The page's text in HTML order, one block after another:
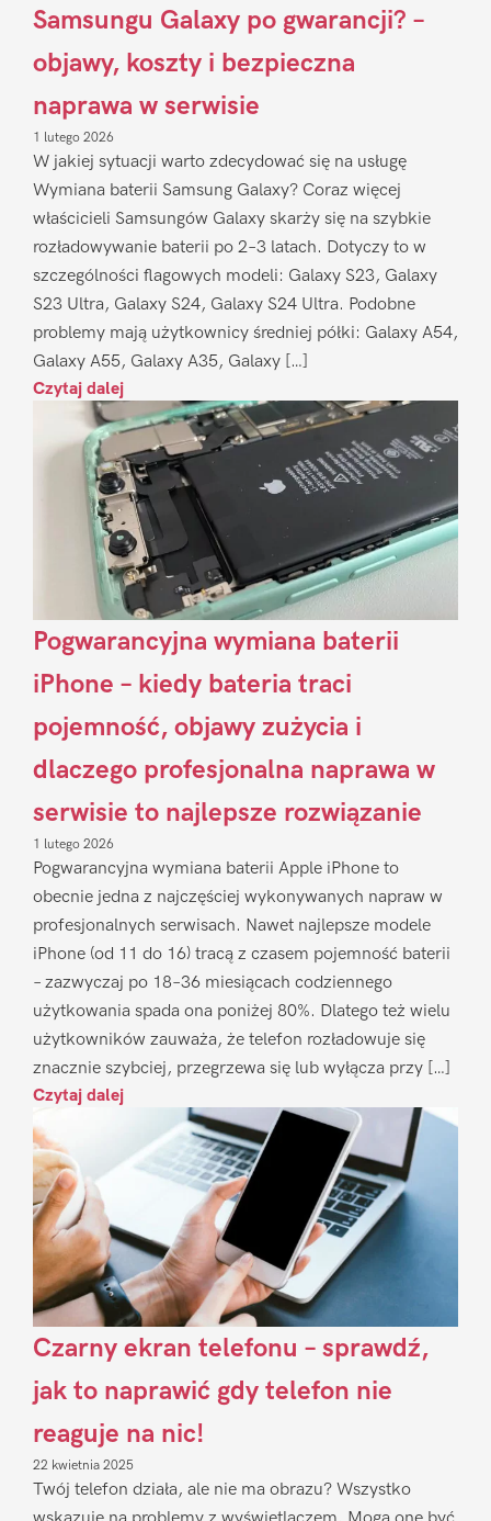
Samsungu Galaxy po gwarancji? –
objawy, koszty i bezpieczna
naprawa w serwisie
1 lutego 2026
W jakiej sytuacji warto zdecydować się na usługę
Wymiana baterii Samsung Galaxy? Coraz więcej
właścicieli Samsungów Galaxy skarży się na szybkie
rozładowywanie baterii po 2–3 latach. Dotyczy to w
szczególności flagowych modeli: Galaxy S23, Galaxy
S23 Ultra, Galaxy S24, Galaxy S24 Ultra. Podobne
problemy mają użytkownicy średniej półki: Galaxy A54,
Galaxy A55, Galaxy A35, Galaxy […]
Czytaj dalej
Pogwarancyjna wymiana baterii
iPhone – kiedy bateria traci
pojemność, objawy zużycia i
dlaczego profesjonalna naprawa w
serwisie to najlepsze rozwiązanie
1 lutego 2026
Pogwarancyjna wymiana baterii Apple iPhone to
obecnie jedna z najczęściej wykonywanych napraw w
profesjonalnych serwisach. Nawet najlepsze modele
iPhone (od 11 do 16) tracą z czasem pojemność baterii
– zazwyczaj po 18–36 miesiącach codziennego
użytkowania spada ona poniżej 80%. Dlatego też wielu
użytkowników zauważa, że telefon rozładowuje się
znacznie szybciej, przegrzewa się lub wyłącza przy […]
Czytaj dalej
Czarny ekran telefonu – sprawdź,
jak to naprawić gdy telefon nie
reaguje na nic!
22 kwietnia 2025
Twój telefon działa, ale nie ma obrazu? Wszystko